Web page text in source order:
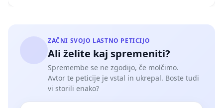
ZAČNI SVOJO LASTNO PETICIJO
Ali želite kaj spremeniti?
Spremembe se ne zgodijo, če molčimo.
Avtor te peticije je vstal in ukrepal. Boste tudi
vi storili enako?